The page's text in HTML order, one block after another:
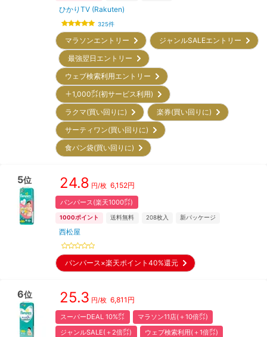
ひかりTV (Rakuten)
325件
マラソンエントリー
ジャンルSALEエントリー
最強翌日エントリー
ウェブ検索利用エントリー
＋1,000㌽(初サービス利用)
ラクマ(買い回りに)
楽券(買い回りに)
サーティワン(買い回りに)
食パン袋(買い回りに)
5位 24.8 円/枚 6,152円
パンパース(楽天1000㌽)
1000ポイント 送料無料 208枚入 新パッケージ
西松屋
パンパース×楽天ポイント40%還元
6位 25.3 円/枚 6,811 円
スーパーDEAL 10%㌽
マラソン11店(＋10倍㌽)
ジャンルSALE(＋2倍㌽)
ウェブ検索利用(＋1倍㌽)